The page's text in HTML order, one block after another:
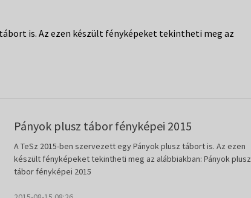
is. Az ezen készült fényképeket tekintheti meg az
Pányok plusz tábor fényképei 2015
A TeSz 2015-ben szervezett egy Pányok plusz tábort is. Az ezen
készült fényképeket tekintheti meg az alábbiakban: Pányok plusz
tábor fényképei 2015